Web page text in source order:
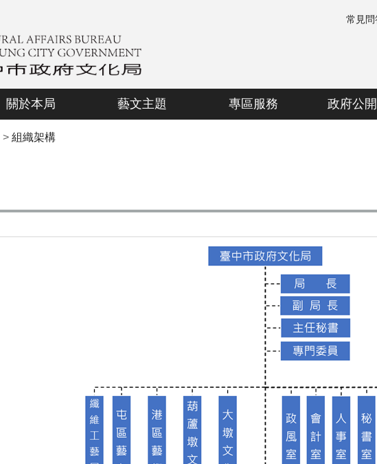
常見問
關於本局 藝文主題 專區服務 政府公
> 組織架構